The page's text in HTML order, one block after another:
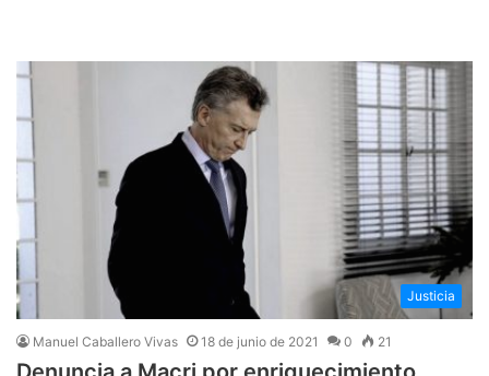
Justicia
Manuel Caballero Vivas 18 de junio de 2021 0 21